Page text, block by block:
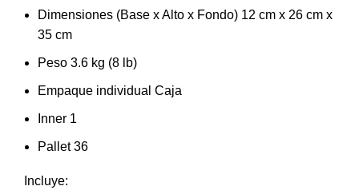
Dimensiones (Base x Alto x Fondo) 12 cm x 26 cm x
35 cm
Peso 3.6 kg (8 lb)
Empaque individual Caja
Inner 1
Pallet 36
Incluye: